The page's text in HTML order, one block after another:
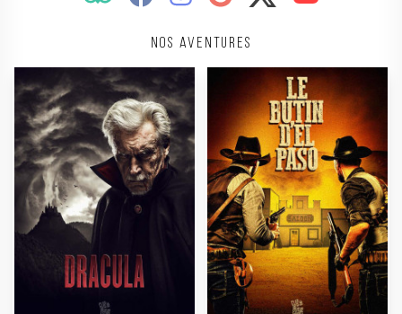
Nos aventures